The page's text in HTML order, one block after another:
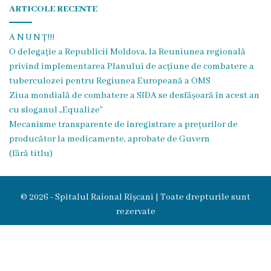
Transparență
Anunțuri
Invitații
de
participare
Achiziții
publice
Rapoarte
ARTICOLE RECENTE
A N U N Ț!!!
O delegație a Republicii Moldova, la Reuniunea regională
privind implementarea Planului de acțiune de combatere a
tuberculozei pentru Regiunea Europeană a OMS
Ziua mondială de combatere a SIDA se desfășoară în acest an
cu sloganul „Equalize”
Mecanisme transparente de înregistrare a prețurilor de
producător la medicamente, aprobate de Guvern
(fără titlu)
© 2026 - Spitalul Raional Rîșcani | Toate drepturile sunt
rezervate